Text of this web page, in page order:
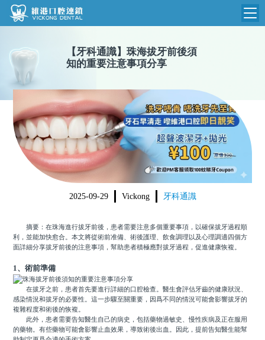
維港首頁
品牌介紹
環境設備
醫院新聞
收費標準
N
收費總表
植牙收費
根管收費
美學收費
箍牙收費
醫生團隊
門診時間
【 牙科通識】 珠海拔牙前後須
知的重要注意事項分享
2025-09-29 Vickong 牙科通識
摘要：在珠海進行拔牙前後，患者需要注意多個重要事項，以確保拔牙過程順
利，並能加快愈合。本文將從術前准備、術後護理、飲食調理以及心理調適四個方
面詳細分享拔牙前後的注意事項，幫助患者積極應對拔牙過程，促進健康恢複。
1、術前準備
在拔牙之前，患者首先要進行詳細的口腔檢查。醫生會評估牙齒的健康狀況、
感染情況和拔牙的必要性。這一步驟至關重要，因爲不同的情況可能會影響拔牙的
複雜程度和術後的恢複。
此外，患者需要告知醫生自己的病史，包括藥物過敏史、慢性疾病及正在服用
的藥物。有些藥物可能會影響止血效果，導致術後出血。因此，提前告知醫生能幫